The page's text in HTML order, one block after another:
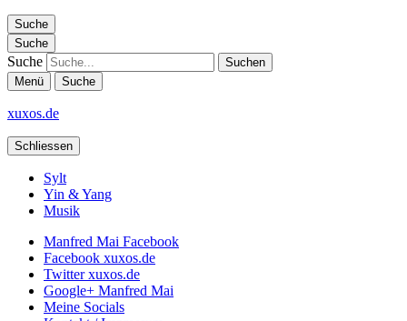
Suche
Suche
Suche
Menü Suche
xuxos.de
Schliessen
Sylt
Yin & Yang
Musik
Manfred Mai Facebook
Facebook xuxos.de
Twitter xuxos.de
Google+ Manfred Mai
Meine Socials